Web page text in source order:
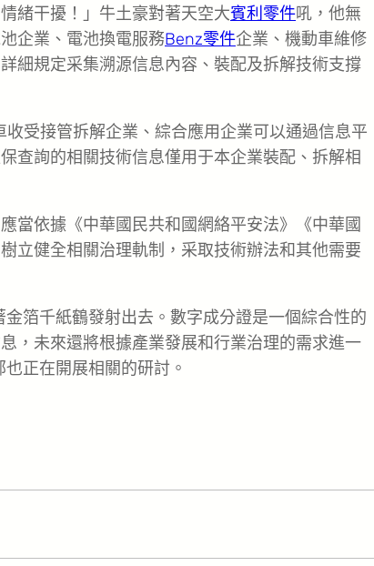
緒干擾！」牛土豪對著天空大賓利零件吼，他無
企業、電池換電服務Benz零件企業、機動車維修
細規定采集溯源信息內容、裝配及拆解技術支撐
收受接管拆解企業、綜合應用企業可以通過信息平
查詢的相關技術信息僅用于本企業裝配、拆解相
當依據《中華國民共和國網絡平安法》《中華國
立健全相關治理軌制，采取技術辦法和其他需要
箔千紙鶴發射出去。數字成分證是一個綜合性的
，未來還將根據產業發展和行業治理的需求進一
正在開展相關的研討。